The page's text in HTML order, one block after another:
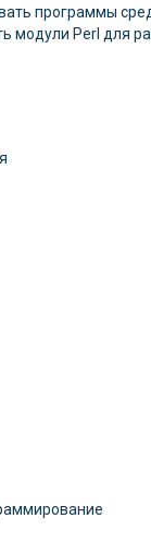
программы
модули Perl для